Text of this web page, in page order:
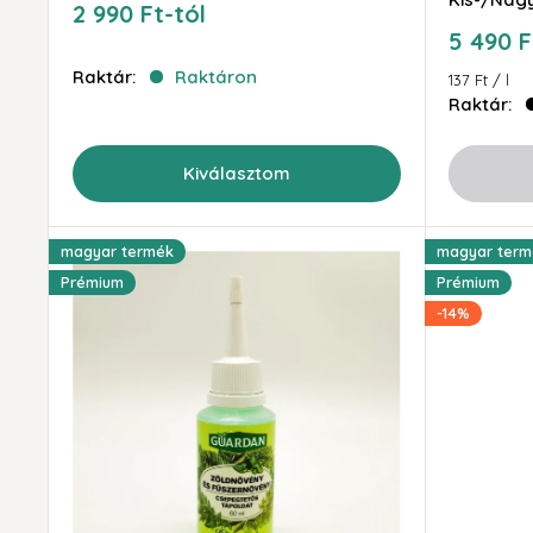
Akciós
2 990 Ft-tól
Raktár: Raktáron
Kiválasztom
Akciós
5 490
137 Ft / l
Raktár:
magyar termék
Prémium
magyar
Prémium
-14%